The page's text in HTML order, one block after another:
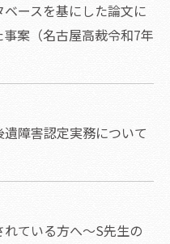
ースを基にした論文に
案（名古屋高裁令和7年
障害認定実務について
ている方へ～S先生の